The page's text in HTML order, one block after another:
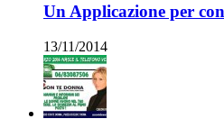
Un Applicazione per
13/11/2014